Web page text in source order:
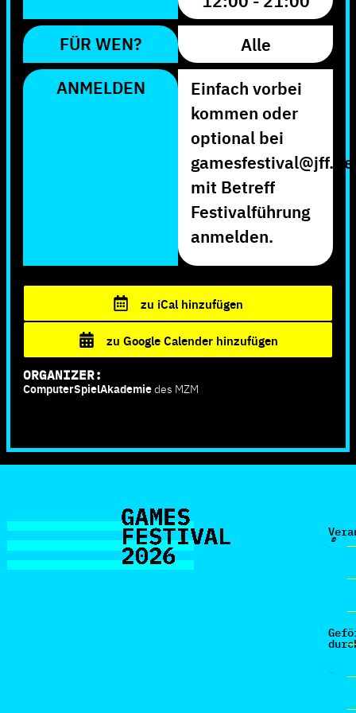
FÜR WEN?
Alle
ANMELDEN
Einfach vorbei
kommen oder
optional bei
gamesfestival@jff.de
mit Betreff
Festivalführung
anmelden.
zu iCal hinzufügen
zu Google Calender hinzufügen
ORGANIZER:
ComputerSpielAkademiedes MZM